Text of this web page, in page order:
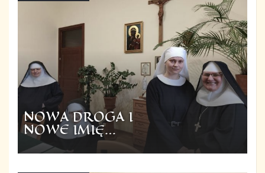
NOWA DROGA I
NOWE IMIĘ…